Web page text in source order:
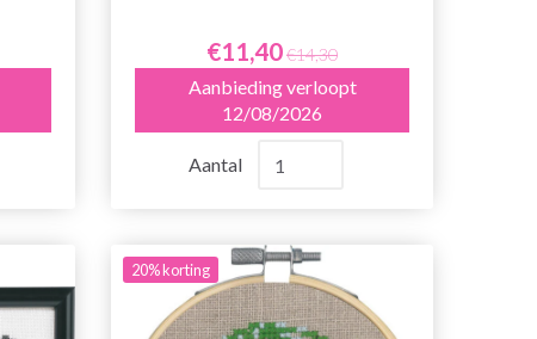
€11,40€14,30
Aanbieding verloopt
12/08/2026
Aantal
20% korting